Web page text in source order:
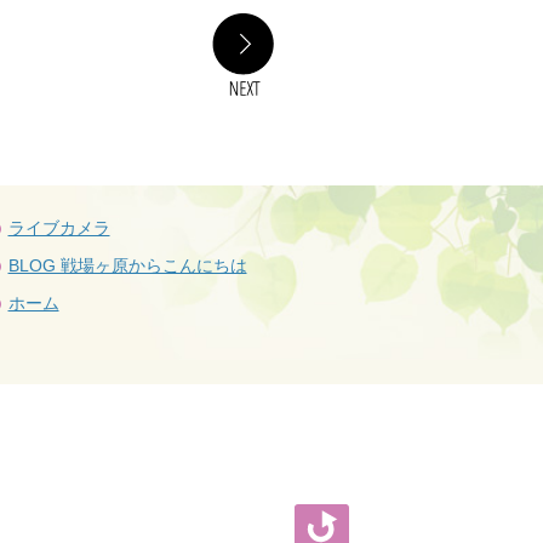
ライブカメラ
BLOG 戦場ヶ原からこんにちは
ホーム